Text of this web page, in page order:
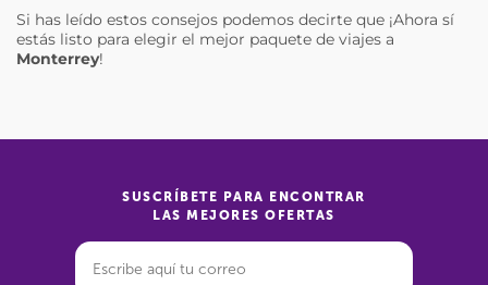
Si has leído estos consejos podemos decirte que ¡Ahora sí
estás listo para elegir el mejor paquete de viajes a
Monterrey!
SUSCRÍBETE PARA ENCONTRAR
LAS MEJORES OFERTAS